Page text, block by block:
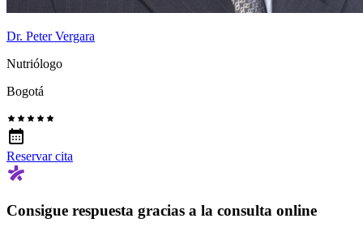
Dr. Peter Vergara
Nutriólogo
Bogotá
Reservar cita
Consigue respuesta gracias a la consulta online